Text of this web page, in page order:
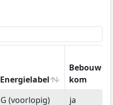
Energielabel
Bebouwde
kom
Energielabel
Bebouwde
G (voorlopig) ja